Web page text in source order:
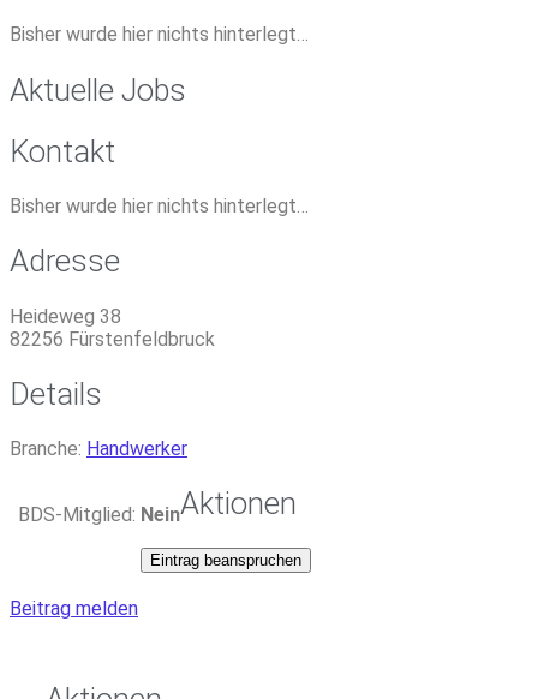
Bisher wurde hier nichts hinterlegt…
Aktuelle Jobs
Kontakt
Bisher wurde hier nichts hinterlegt…
Adresse
Heideweg 38
82256 Fürstenfeldbruck
Details
Branche: Handwerker
BDS-Mitglied: NeinAktionen
Eintrag beanspruchen
Beitrag melden